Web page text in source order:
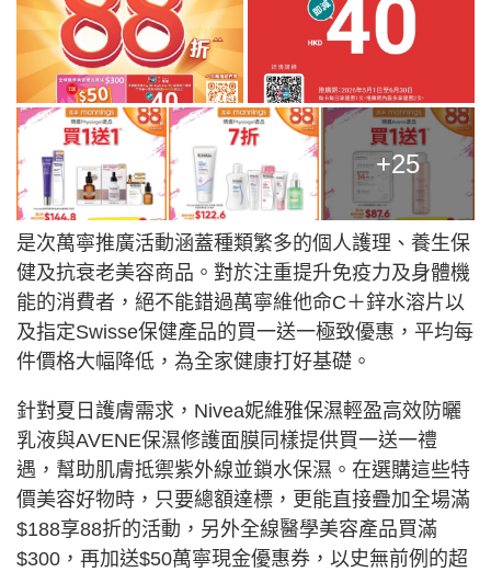
+25
是次萬寧推廣活動涵蓋種類繁多的個人護理、養生保
健及抗衰老美容商品。對於注重提升免疫力及身體機
能的消費者，絕不能錯過萬寧維他命C＋鋅水溶片以
及指定Swisse保健產品的買一送一極致優惠，平均每
件價格大幅降低，為全家健康打好基礎。
針對夏日護膚需求，Nivea妮維雅保濕輕盈高效防曬
乳液與AVENE保濕修護面膜同樣提供買一送一禮
遇，幫助肌膚抵禦紫外線並鎖水保濕。在選購這些特
價美容好物時，只要總額達標，更能直接疊加全場滿
$188享88折的活動，另外全線醫學美容產品買滿
$300，再加送$50萬寧現金優惠券，以史無前例的超